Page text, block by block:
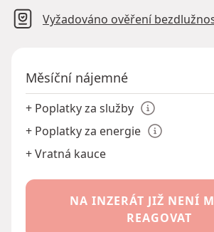
Vyžadováno ověření
Měsíční nájemné
+ Poplatky za služby
+ Poplatky za energie
+ Vratná kauce
NA INZERÁT JIŽ NENÍ
REAGOVAT